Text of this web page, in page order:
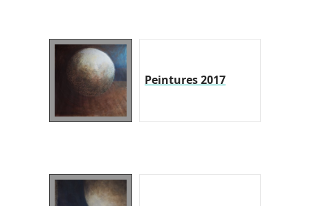
Peintures 2017